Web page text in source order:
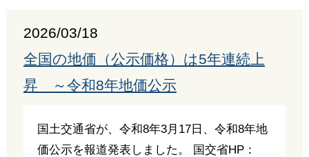
2026/03/18
全国の地価（公示価格）は5年連続上
昇 ～令和8年地価公示
国土交通省が、令和8年3月17日、令和8年地
価公示を報道発表しました。 国交省HP：